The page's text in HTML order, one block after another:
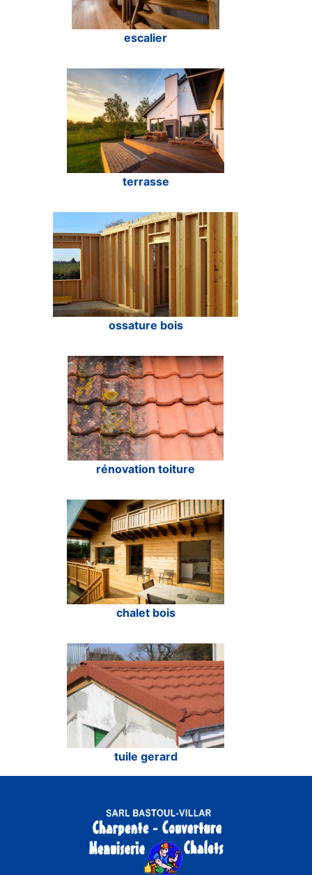
escalier
terrasse
ossature bois
rénovation toiture
chalet bois
tuile gerard